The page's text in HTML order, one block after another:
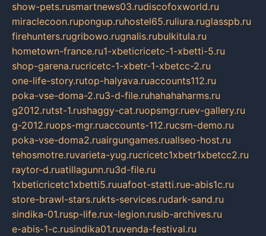
show-pets.rusmartnews03.rudiscofoxworld.ru
miraclecoon.rupongup.ruhostel65.ruliura.ruglasspb.ru
firehunters.rugribowo.rugnalis.rubulkitula.ru
hometown-france.ru1-xbeticricetc-1-xbetti-5.ru
shop-garena.rucricetc-1-xbetr-1-xbetcc-2.ru
one-life-story.rutop-halyava.ruaccounts112.ru
poka-vse-doma-2.ru3-d-file.ruhahahaharms.ru
g2012.rutst-1.rushaggy-cat.ruopsmgr.ruev-gallery.ru
g-2012.ruops-mgr.ruaccounts-112.rucsm-demo.ru
poka-vse-doma2.ruairgungames.ruallseo-host.ru
tehosmotre.ruvarieta-yug.rucricetc1xbetr1xbetcc2.ru
raytor-d.ruatillagunn.ru3d-file.ru
1xbeticricetc1xbetti5.ruuafoot-statti.rue-abis1c.ru
store-brawl-stars.rukts-services.rudark-sand.ru
sindika-01.rusp-life.rux-legion.rusib-archives.ru
e-abis-1-c.rusindika01.ruvenda-festival.ru